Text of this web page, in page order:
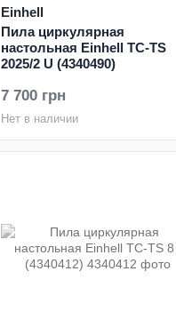
Einhell
Пила циркулярная
настольная Einhell TC-TS
2025/2 U (4340490)
7 700 грн
Нет в наличии